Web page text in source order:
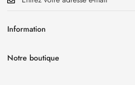
Information
La Boutique
Notre boutique